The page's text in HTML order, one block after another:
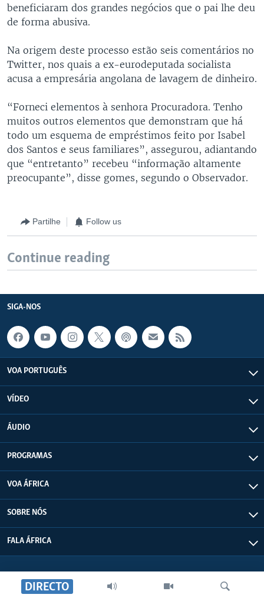
DIRECTO
beneficiaram dos grandes negócios que o pai lhe deu
de forma abusiva.
Na origem deste processo estão seis comentários no
Twitter, nos quais a ex-eurodeputada socialista
acusa a empresária angolana de lavagem de dinheiro.
“Forneci elementos à senhora Procuradora. Tenho
muitos outros elementos que demonstram que há
todo um esquema de empréstimos feito por Isabel
dos Santos e seus familiares”, assegurou, adiantando
que “entretanto” recebeu “informação altamente
preocupante”, disse gomes, segundo o Observador.
Partilhe Follow us
Continue reading
SIGA-NOS
VOA PORTUGUÊS
VÍDEO
ÁUDIO
PROGRAMAS
VOA ÁFRICA
SOBRE NÓS
FALA ÁFRICA